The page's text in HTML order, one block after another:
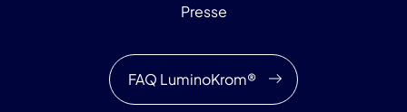
Presse
FAQ LuminoKrom®